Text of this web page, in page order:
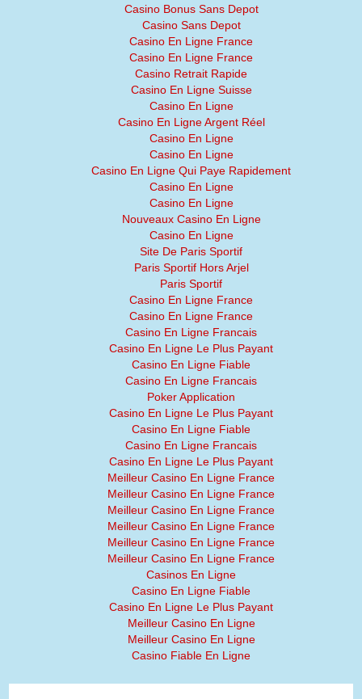
Casino Bonus Sans Depot
Casino Sans Depot
Casino En Ligne France
Casino En Ligne France
Casino Retrait Rapide
Casino En Ligne Suisse
Casino En Ligne
Casino En Ligne Argent Réel
Casino En Ligne
Casino En Ligne
Casino En Ligne Qui Paye Rapidement
Casino En Ligne
Casino En Ligne
Nouveaux Casino En Ligne
Casino En Ligne
Site De Paris Sportif
Paris Sportif Hors Arjel
Paris Sportif
Casino En Ligne France
Casino En Ligne France
Casino En Ligne Francais
Casino En Ligne Le Plus Payant
Casino En Ligne Fiable
Casino En Ligne Francais
Poker Application
Casino En Ligne Le Plus Payant
Casino En Ligne Fiable
Casino En Ligne Francais
Casino En Ligne Le Plus Payant
Meilleur Casino En Ligne France
Meilleur Casino En Ligne France
Meilleur Casino En Ligne France
Meilleur Casino En Ligne France
Meilleur Casino En Ligne France
Meilleur Casino En Ligne France
Casinos En Ligne
Casino En Ligne Fiable
Casino En Ligne Le Plus Payant
Meilleur Casino En Ligne
Meilleur Casino En Ligne
Casino Fiable En Ligne